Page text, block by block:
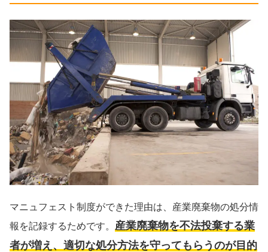
マニュフェスト制度ができた理由は、産業廃棄物の処分情
報を記録するためです。 産業廃棄物を不法投棄する業
者が増え、適切な処分方法を守ってもらうのが目的